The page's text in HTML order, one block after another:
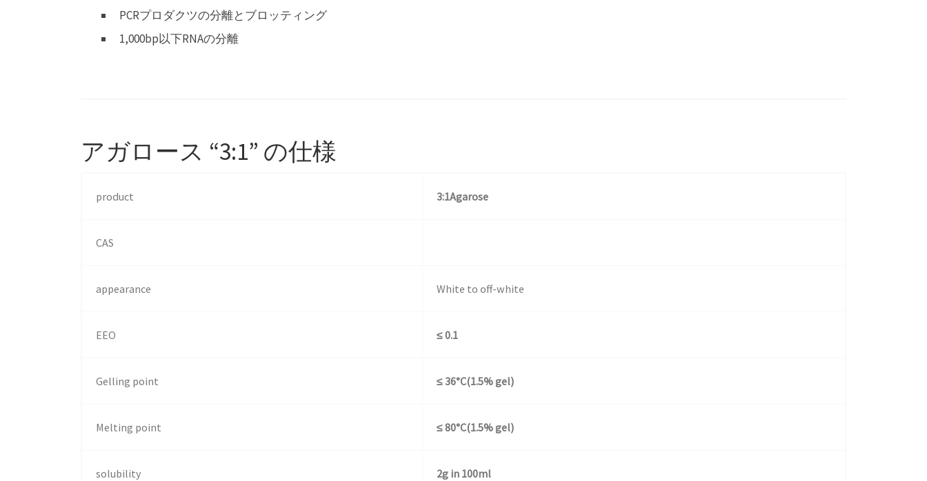
PCRプロダクツの分離とブロッティング
1,000bp以下RNAの分離
アガロース “3:1” の仕様
product 3:1Agarose
CAS
appearance White to off-white
EEO ≤ 0.1
Gelling point ≤ 36°C(1.5% gel)
Melting point ≤ 80°C(1.5% gel)
solubility 2g in 100ml